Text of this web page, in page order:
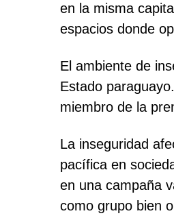
en la misma
espacios donde
El ambiente de
Estado
miembro de la
La inseguridad
pacífica en
en una campaña
como grupo bien